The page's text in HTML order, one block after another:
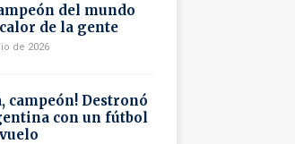
del mundo
de la gente
de 2026
campeón! Destronó
con un fútbol